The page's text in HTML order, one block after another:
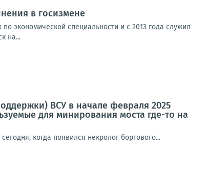
в госизмене
экономической специальности и с 2013 года служил
на...
ВСУ в начале февраля 2025
для минирования моста где-то на
когда появился некролог бортового...